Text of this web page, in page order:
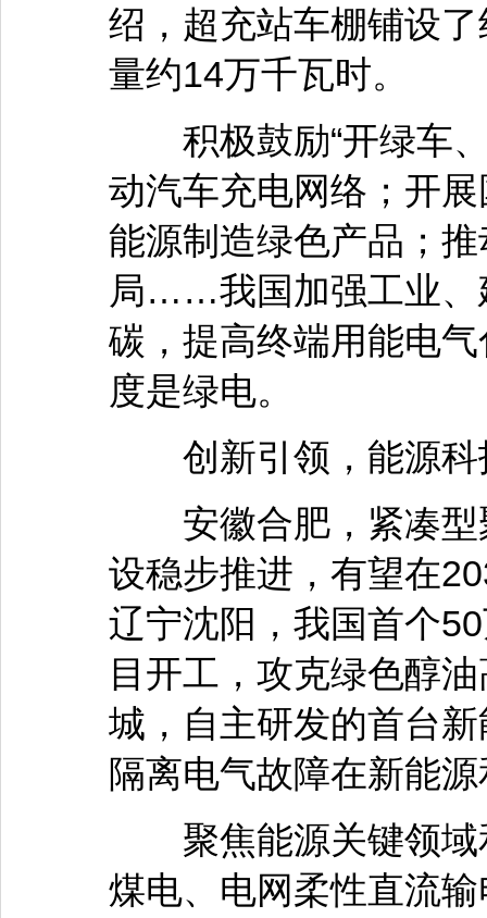
绍，超充站车棚铺设
量约14万千瓦时。
积极鼓励“开绿车、
动汽车充电网络；开
能源制造绿色产品；
局……我国加强工业、
碳，提高终端用能电
度是绿电。
创新引领，能源科
安徽合肥，紧凑型
设稳步推进，有望在
辽宁沈阳，我国首个
目开工，攻克绿色醇
城，自主研发的首台
隔离电气故障在新能
聚焦能源关键领域
煤电、电网柔性直流